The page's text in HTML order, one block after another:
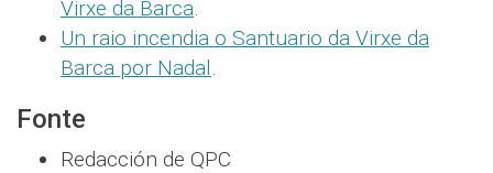
Virxe da Barca.
Un raio incendia o Santuario da Virxe da
Barca por Nadal.
Fonte
Redacción de QPC